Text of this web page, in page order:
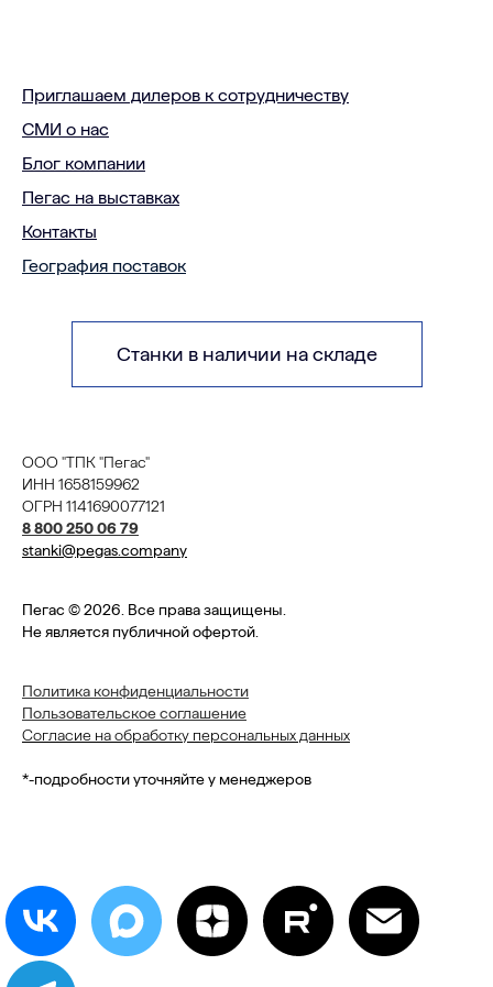
Приглашаем дилеров к сотрудничеству
СМИ о нас
Блог компании
Пегас на выставках
Контакты
География поставок
Станки в наличии на складе
ООО "ТПК "Пегас"
ИНН 1658159962
ОГРН 1141690077121
8 800 250 06 79
stanki@pegas.company
Пегас © 2026. Все права защищены.
Не является публичной офертой.
Политика конфиденциальности
Пользовательское соглашение
Согласие на обработку персональных данных
*-подробности уточняйте у менеджеров